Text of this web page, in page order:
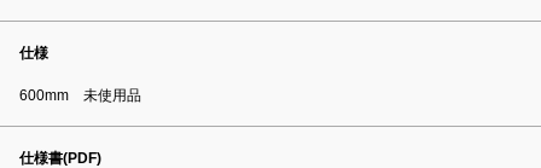
仕様
600mm 未使用品
仕様書(PDF)